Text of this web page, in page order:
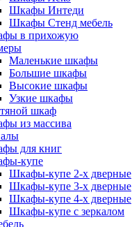
Шкафы Интеди
Шкафы Стенд мебель
в прихожую
Маленькие шкафы
Большие шкафы
Высокие шкафы
Узкие шкафы
шкаф
из массива
для книг
купе
Шкафы-купе 2-х дверные
Шкафы-купе 3-х дверные
Шкафы-купе 4-х дверные
Шкафы-купе с зеркалом